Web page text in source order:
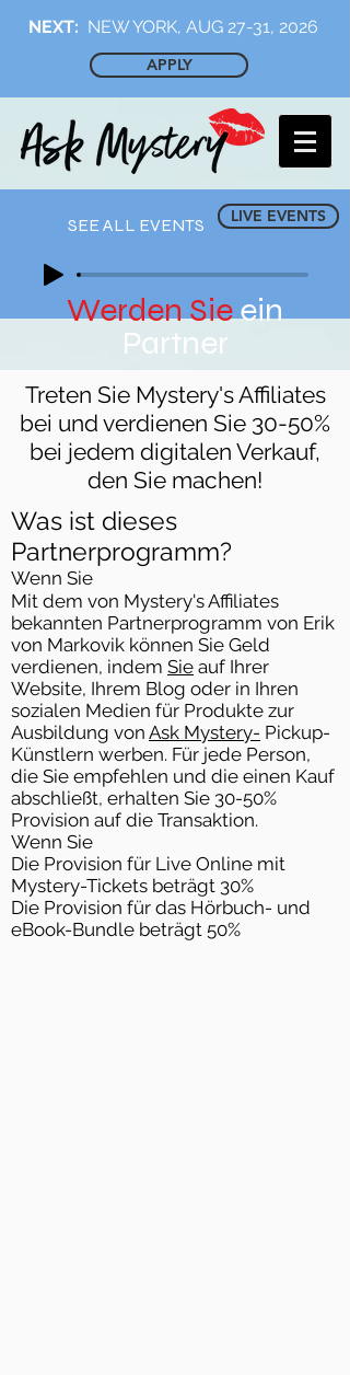
NEW YORK, AUG 27-31, 2026
APPLY
SEE ALL EVENTS LIVE EVENTS
Werden Sieein
Partner
Treten Sie Mystery's Affiliates
bei und verdienen Sie 30-50%
bei jedem digitalen Verkauf,
den Sie machen!
Was ist dieses
Partnerprogramm?
Wenn Sie
Mit dem von Mystery's Affiliates
bekannten Partnerprogramm von Erik
von Markovik können Sie Geld
verdienen, indem Sie auf Ihrer
Website, Ihrem Blog oder in Ihren
sozialen Medien für Produkte zur
Ausbildung von Ask Mystery- Pickup-
Künstlern werben. Für jede Person,
die Sie empfehlen und die einen Kauf
abschließt, erhalten Sie 30-50%
Provision auf die Transaktion.
Wenn Sie
Die Provision für Live Online mit
Mystery-Tickets beträgt 30%
Die Provision für das Hörbuch- und
eBook-Bundle beträgt 50%